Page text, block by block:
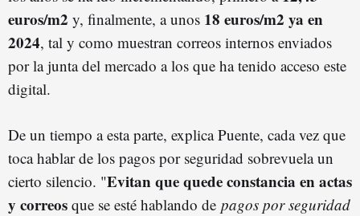
euros/m2 y, finalmente, a unos 18 euros/m2 ya en
2024, tal y como muestran correos internos enviados
por la junta del mercado a los que ha tenido acceso este
digital.
De un tiempo a esta parte, explica Puente, cada vez que
toca hablar de los pagos por seguridad sobrevuela un
cierto silencio. "Evitan quequede constancia en actas
y correos que se esté hablando de pagos por seguridad